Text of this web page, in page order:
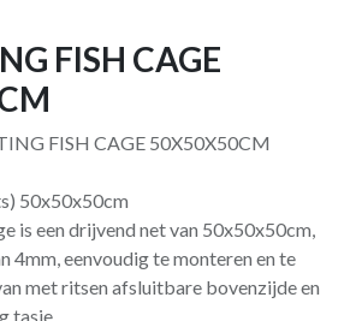
FISH CAGE
FISH CAGE 50X50X50CM
50x50x50cm
is een drijvend net van 50x50x50cm,
4mm, eenvoudig te monteren en te
met ritsen afsluitbare bovenzijde en
tasje.